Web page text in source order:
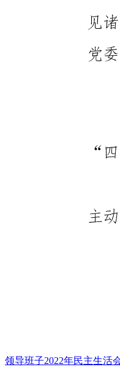
领导班子2022年民主生活